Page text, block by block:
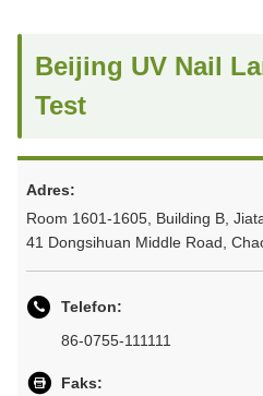
Beijing UV Nail
Test
Adres:
Room 1601-1605, Building B,
41 Dongsihuan Middle Road,
Telefon:
86-0755-111111
Faks: